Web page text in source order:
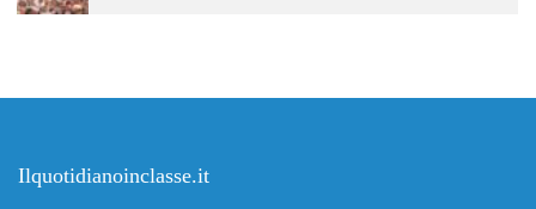
Ilquotidianoinclasse.it